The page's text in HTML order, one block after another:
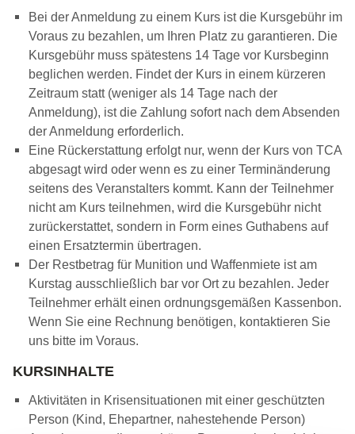
Bei der Anmeldung zu einem Kurs ist die Kursgebühr im
Voraus zu bezahlen, um Ihren Platz zu garantieren. Die
Kursgebühr muss spätestens 14 Tage vor Kursbeginn
beglichen werden. Findet der Kurs in einem kürzeren
Zeitraum statt (weniger als 14 Tage nach der
Anmeldung), ist die Zahlung sofort nach dem Absenden
der Anmeldung erforderlich.
Eine Rückerstattung erfolgt nur, wenn der Kurs von TCA
abgesagt wird oder wenn es zu einer Terminänderung
seitens des Veranstalters kommt. Kann der Teilnehmer
nicht am Kurs teilnehmen, wird die Kursgebühr nicht
zurückerstattet, sondern in Form eines Guthabens auf
einen Ersatztermin übertragen.
Der Restbetrag für Munition und Waffenmiete ist am
Kurstag ausschließlich bar vor Ort zu bezahlen. Jeder
Teilnehmer erhält einen ordnungsgemäßen Kassenbon.
Wenn Sie eine Rechnung benötigen, kontaktieren Sie
uns bitte im Voraus.
KURSINHALTE
Aktivitäten in Krisensituationen mit einer geschützten
Person (Kind, Ehepartner, nahestehende Person)